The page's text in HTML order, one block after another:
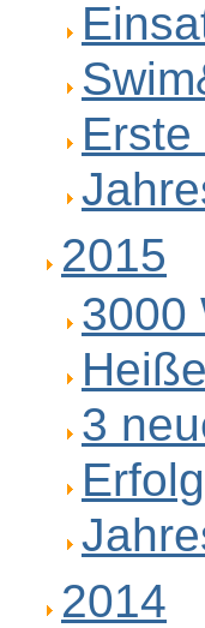
2015
3000
3
2014